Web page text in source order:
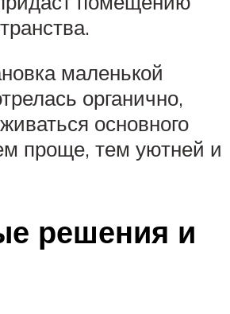
маленькой
органично,
основного
проще, тем уютней и
решения и